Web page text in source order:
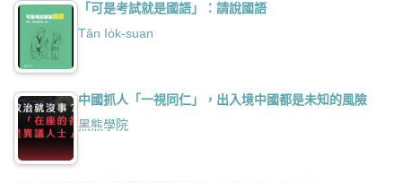
「可是考試就是國語」：請說國語
Tân Io̍k-suan
中國抓人「一視同仁」，出入境中國都是未知的風險
黑熊學院